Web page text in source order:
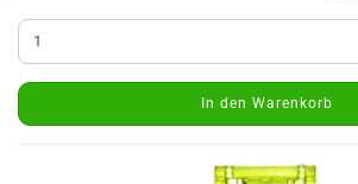
In den Warenkorb